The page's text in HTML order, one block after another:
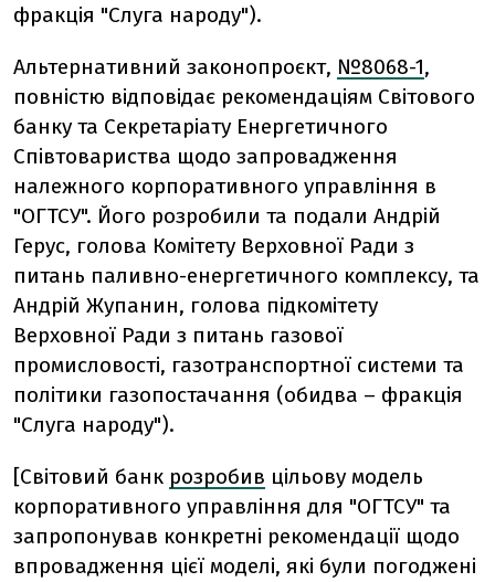
фракція "Слуга народу").
Альтернативний законопроєкт, №8068-1,
повністю відповідає рекомендаціям Світового
банку та Секретаріату Енергетичного
Співтовариства щодо запровадження
належного корпоративного управління в
"ОГТСУ". Його розробили та подали Андрій
Герус, голова Комітету Верховної Ради з
питань паливно-енергетичного комплексу, та
Андрій Жупанин, голова підкомітету
Верховної Ради з питань газової
промисловості, газотранспортної системи та
політики газопостачання (обидва – фракція
"Слуга народу").
[Світовий банк розробив цільову модель
корпоративного управління для "ОГТСУ" та
запропонував конкретні рекомендації щодо
впровадження цієї моделі, які були погоджені